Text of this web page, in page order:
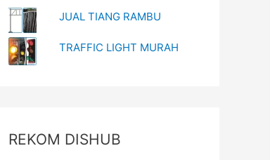
JUAL TIANG RAMBU
TRAFFIC LIGHT MURAH
REKOM DISHUB